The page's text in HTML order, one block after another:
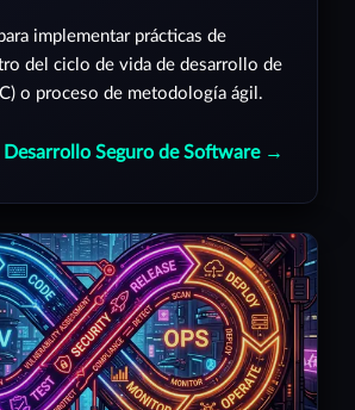
implementar prácticas de
del ciclo de vida de desarrollo de
o proceso de metodología ágil.
Desarrollo Seguro de Software →